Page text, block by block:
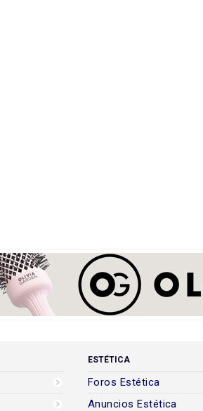
ESTÉTICA
Foros Estética
Anuncios Estética